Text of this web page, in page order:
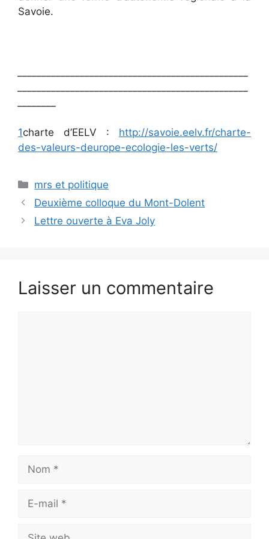
Savoie.
1charte d’EELV : http://savoie.eelv.fr/charte-
des-valeurs-deurope-ecologie-les-verts/
Catégories
mrs et politique
Deuxième colloque du Mont-Dolent
Lettre ouverte à Eva Joly
Laisser un commentaire
Nom
Site